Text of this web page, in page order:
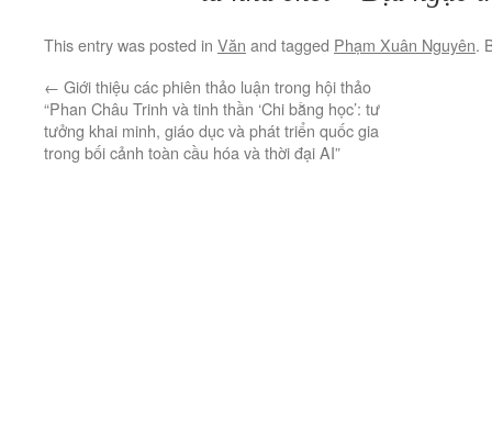
This entry was posted in Văn and tagged Phạm Xuân Nguyên.
← Giới thiệu các phiên thảo luận trong hội thảo
“Phan Châu Trinh và tinh thần ‘Chi bằng học’: tư
tưởng khai minh, giáo dục và phát triển quốc gia
trong bối cảnh toàn cầu hóa và thời đại AI”